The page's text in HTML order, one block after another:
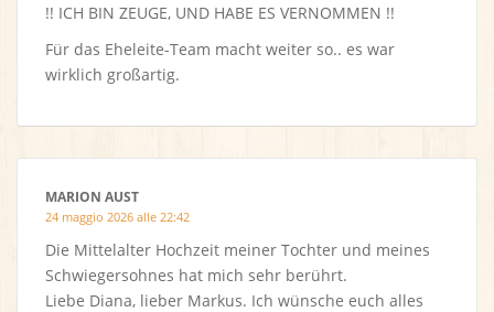
!! ICH BIN ZEUGE, UND HABE ES VERNOMMEN !!
Für das Eheleite-Team macht weiter so.. es war
wirklich großartig.
MARION AUST
24 maggio 2026 alle 22:42
Die Mittelalter Hochzeit meiner Tochter und meines
Schwiegersohnes hat mich sehr berührt.
Liebe Diana, lieber Markus. Ich wünsche euch alles